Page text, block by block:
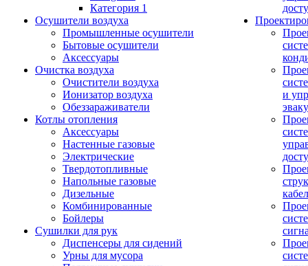
Категория 1
Осушители воздуха
Промышленные осушители
Бытовые осушители
Аксессуары
Очистка воздуха
Очистители воздуха
Ионизатор воздуха
Обеззараживатели
Котлы отопления
Аксессуары
Настенные газовые
Электрические
Твердотопливные
Напольные газовые
Дизельные
Комбинированные
Бойлеры
Сушилки для рук
Диспенсеры для сидений
Урны для мусора
и